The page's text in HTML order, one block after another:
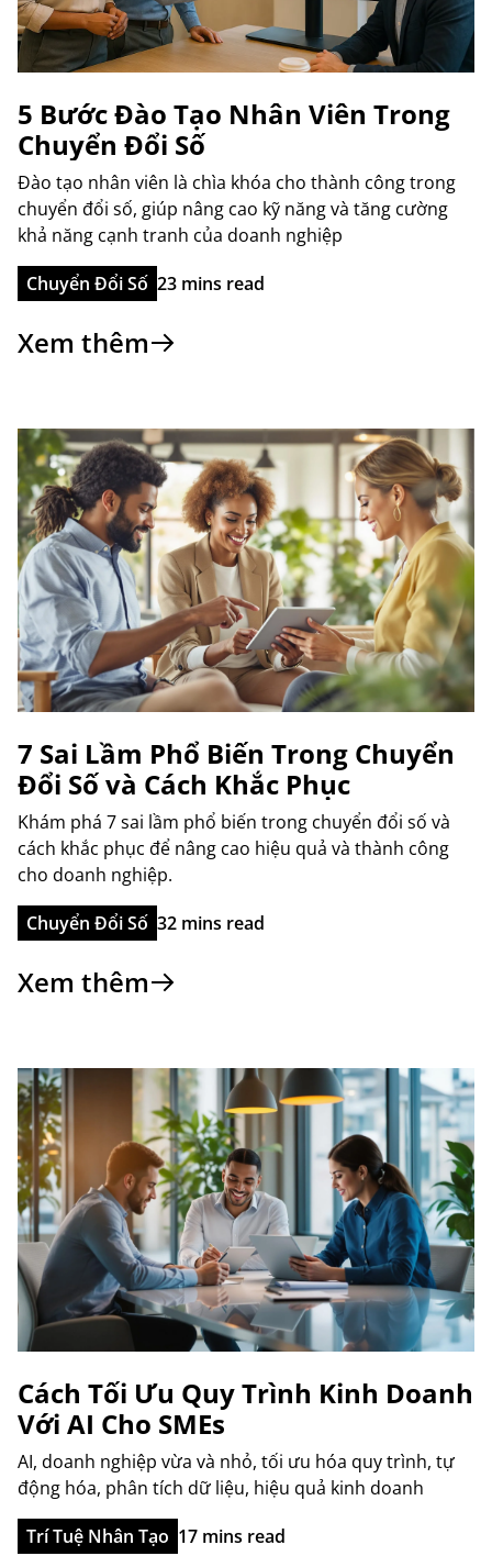
5 Bước Đào Tạo Nhân Viên Trong
Chuyển Đổi Số
Đào tạo nhân viên là chìa khóa cho thành công trong
chuyển đổi số, giúp nâng cao kỹ năng và tăng cường
khả năng cạnh tranh của doanh nghiệp
Chuyển Đổi Số 23 mins read
Xem thêm
7 Sai Lầm Phổ Biến Trong Chuyển
Đổi Số và Cách Khắc Phục
Khám phá 7 sai lầm phổ biến trong chuyển đổi số và
cách khắc phục để nâng cao hiệu quả và thành công
cho doanh nghiệp.
Chuyển Đổi Số 32 mins read
Xem thêm
Cách Tối Ưu Quy Trình Kinh Doanh
Với AI Cho SMEs
AI, doanh nghiệp vừa và nhỏ, tối ưu hóa quy trình, tự
động hóa, phân tích dữ liệu, hiệu quả kinh doanh
Trí Tuệ Nhân Tạo 17 mins read